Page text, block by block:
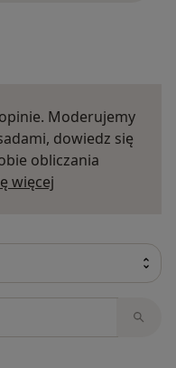
Moderujemy
dowiedz się
obliczania
więcej